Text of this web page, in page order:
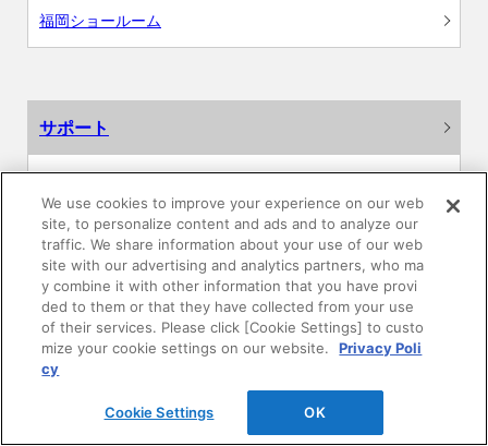
福岡ショールーム
サポート
よくあるご質問
カタログ閲覧・資料請求
各種データダウンロード
WEB見積・各種シミュレーション
修理・点検
We use cookies to improve your experience on our web
site, to personalize content and ads and to analyze our
traffic. We share information about your use of our web
site with our advertising and analytics partners, who ma
y combine it with other information that you have provi
ded to them or that they have collected from your use
of their services. Please click [Cookie Settings] to custo
mize your cookie settings on our website.
Privacy Poli
cy
Cookie Settings OK